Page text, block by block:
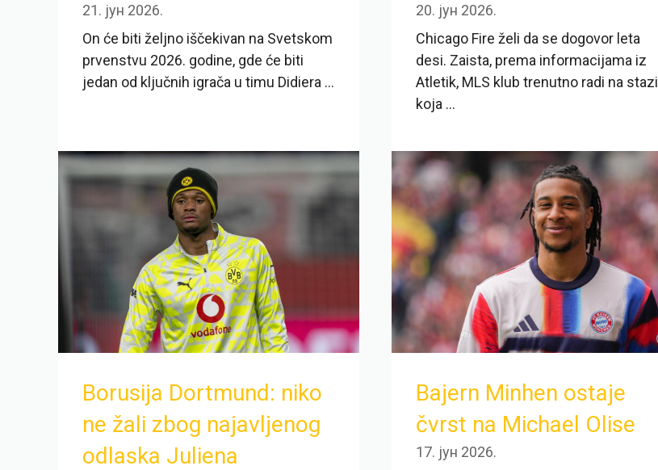
21. јун 2026.
On će biti željno iščekivan na Svetskom
prvenstvu 2026. godine, gde će biti
jedan od ključnih igrača u timu Didiera ...
20. јун 2026.
Chicago Fire želi da se dogovor leta
desi. Zaista, prema informacijama iz
Atletik, MLS klub trenutno radi na stazi
koja ...
Borusija Dortmund: niko
ne žali zbog najavljenog
odlaska Juliena
Bajern Minhen ostaje
čvrst na Michael Olise
17. јун 2026.